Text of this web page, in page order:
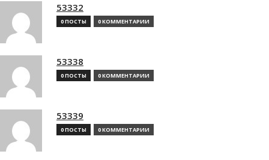
53332
0 ПОСТЫ 0 КОММЕНТАРИИ
53338
0 ПОСТЫ 0 КОММЕНТАРИИ
53339
0 ПОСТЫ 0 КОММЕНТАРИИ